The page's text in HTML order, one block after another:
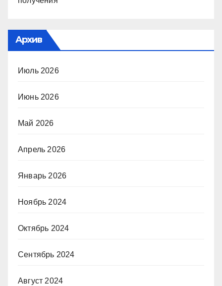
Архив
Июль 2026
Июнь 2026
Май 2026
Апрель 2026
Январь 2026
Ноябрь 2024
Октябрь 2024
Сентябрь 2024
Август 2024